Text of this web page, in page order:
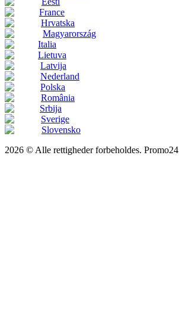
France
Hrvatska
Magyarország
Italia
Lietuva
Latvija
Nederland
Polska
România
Srbija
Sverige
Slovensko
2026 © Alle rettigheder forbeholdes.